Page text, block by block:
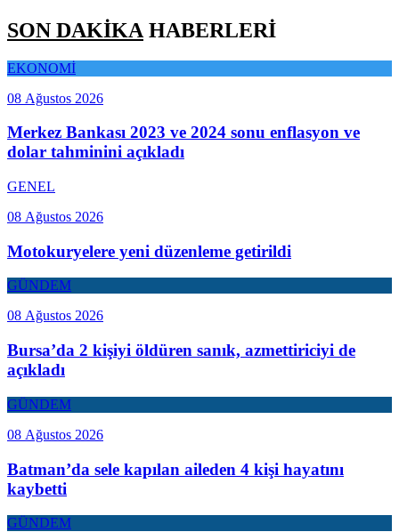
SON DAKİKA HABERLERİ
EKONOMİ
08 Ağustos 2026
Merkez Bankası 2023 ve 2024 sonu enflasyon ve
dolar tahminini açıkladı
GENEL
08 Ağustos 2026
Motokuryelere yeni düzenleme getirildi
GÜNDEM
08 Ağustos 2026
Bursa’da 2 kişiyi öldüren sanık, azmettiriciyi de
açıkladı
GÜNDEM
08 Ağustos 2026
Batman’da sele kapılan aileden 4 kişi hayatını
kaybetti
GÜNDEM